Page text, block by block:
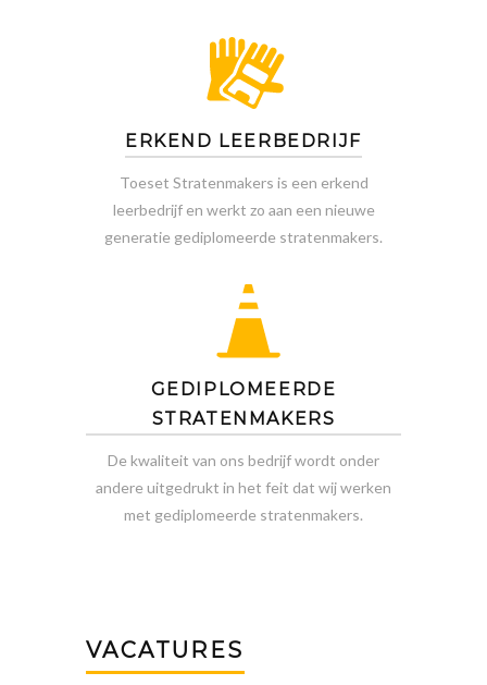
ERKEND LEERBEDRIJF
Toeset Stratenmakers is een erkend
leerbedrijf en werkt zo aan een nieuwe
generatie gediplomeerde stratenmakers.
GEDIPLOMEERDE
STRATENMAKERS
De kwaliteit van ons bedrijf wordt onder
andere uitgedrukt in het feit dat wij werken
met gediplomeerde stratenmakers.
VACATURES